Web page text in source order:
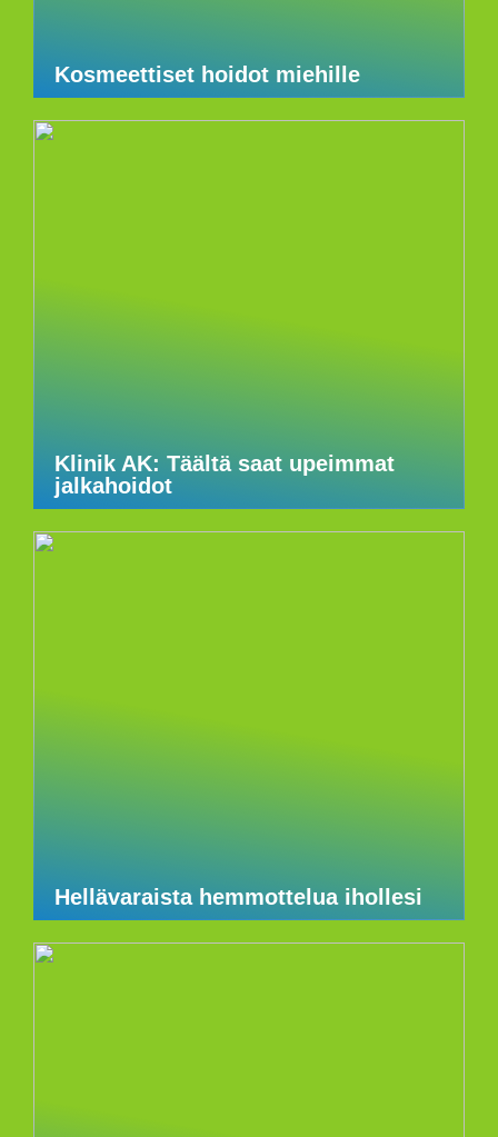
Kosmeettiset hoidot miehille
Klinik AK: Täältä saat upeimmat
jalkahoidot
Hellävaraista hemmottelua ihollesi